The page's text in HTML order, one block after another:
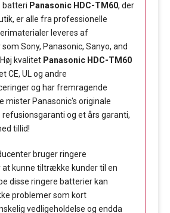
batteri Panasonic HDC-TM60, der
er alle fra professionelle
leveres af
Sony, Panasonic, Sanyo, and
kvalitet Panasonic HDC-TM60
CE, UL og andre
og har fremragende
mister Panasonic's originale
refusionsgaranti og et års garanti,
tillid!
bruger ringere
kunne tiltrække kunder til en
disse ringere batterier kan
problemer som kort
vedligeholdelse og endda